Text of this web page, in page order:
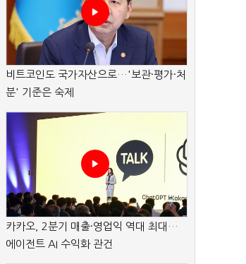
비트코인도 국가자산으로…'보관·평가·처
분' 기준은 숙제
카카오, 2분기 매출·영업익 역대 최대…
에이전트 AI 수익화 관건